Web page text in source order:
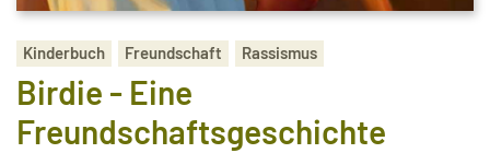
Kinderbuch Freundschaft Rassismus
Birdie - Eine
Freundschaftsgeschichte